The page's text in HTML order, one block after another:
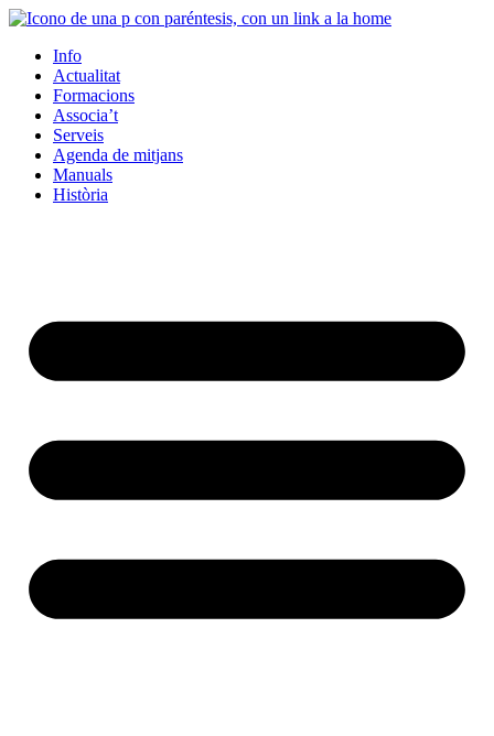
Info
Actualitat
Formacions
Associa’t
Serveis
Agenda de mitjans
Manuals
Història